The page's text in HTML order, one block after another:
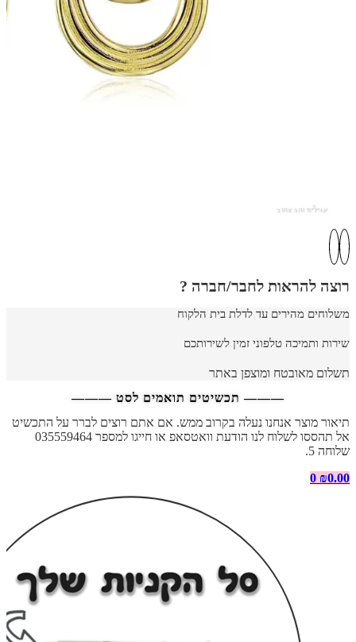
רוצה להראות לחבר/חברה ?
משלוחים מהירים עד לדלת בית הלקוח
שירות ותמיכה טלפוני זמין לשירותכם
תשלום מאובטח ומוצפן באתר
——— תכשיטים תואמים לסט ———
תיאור מוצר אנחנו נעלה בקרוב ממש. אם אתם רוצים לברר על התכשיט
אל תהססו לשלוח לנו הודעת וואטסאפ או חייגו למספר 035559464
שלוחה 5.
₪0.00
0